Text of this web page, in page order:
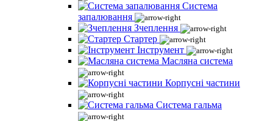
Система
запалювання
Зчеплення
Стартер
Інструмент
Масляна система
Корпусні частини
Система гальма